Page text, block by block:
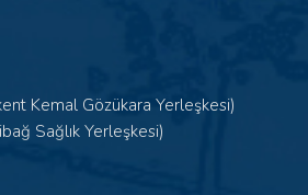
Kemal Gözükara Yerleşkesi)
Sağlık Yerleşkesi)